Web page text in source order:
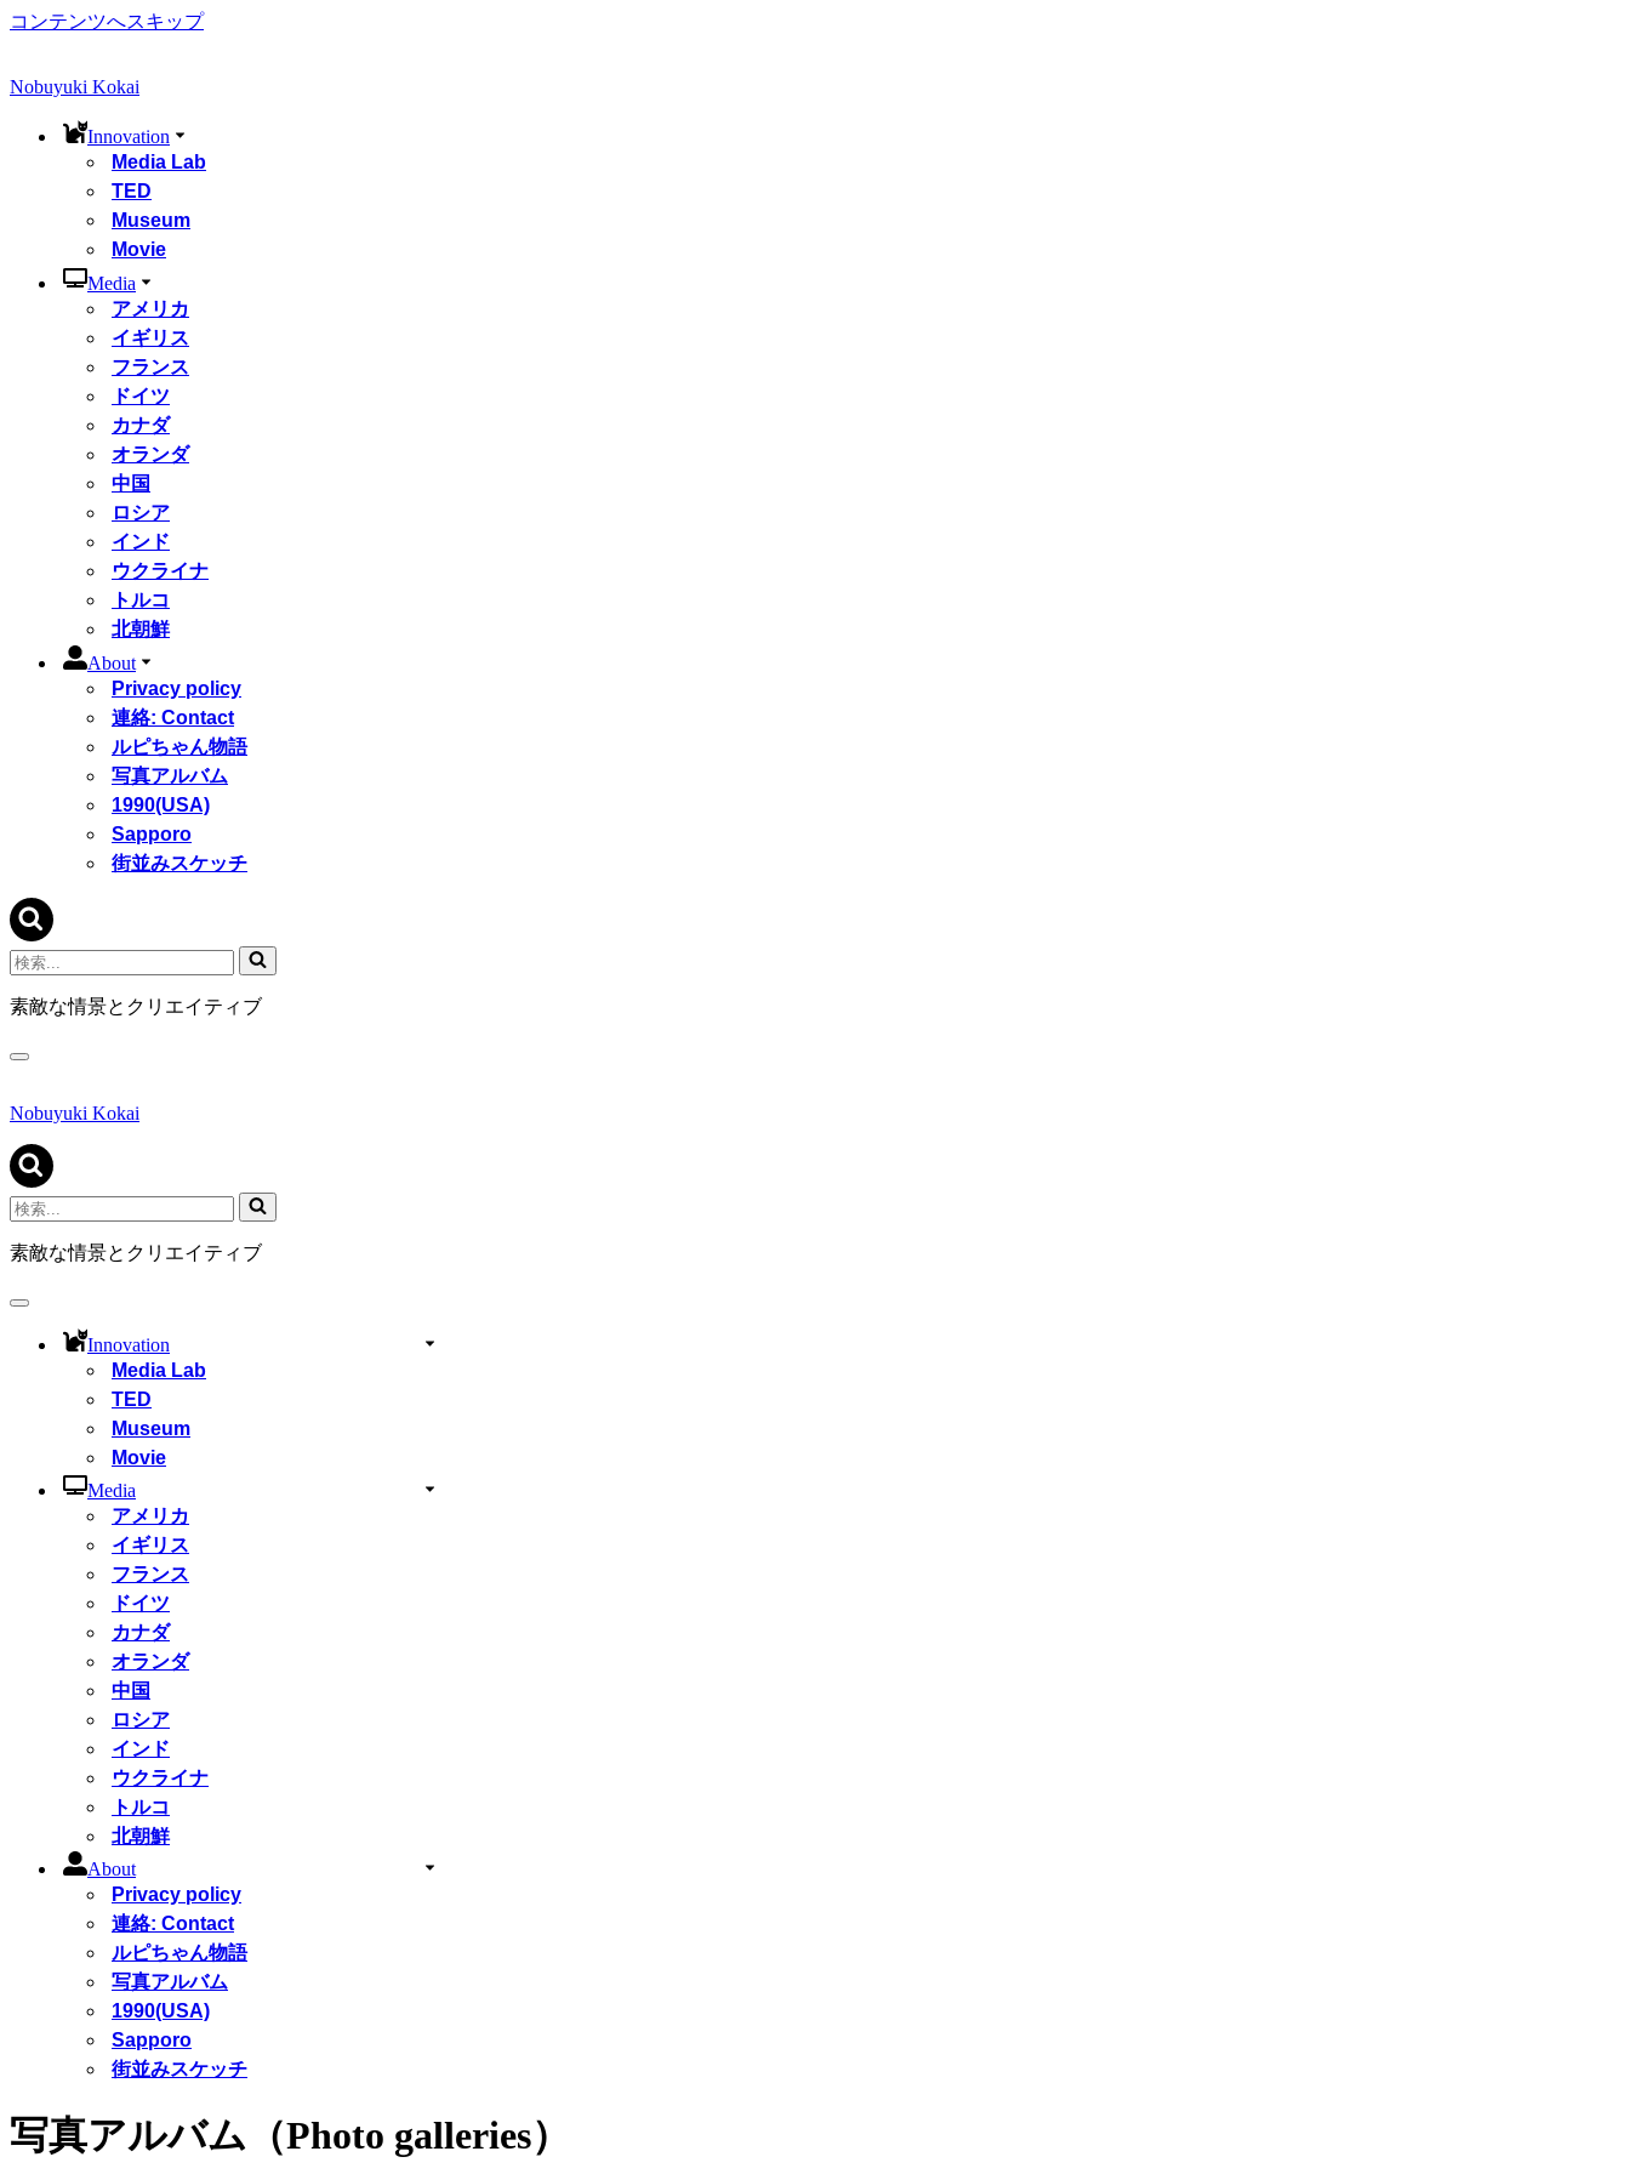
コンテンツへスキップ
Nobuyuki Kokai
Innovation
Media Lab
TED
Museum
Movie
Media
アメリカ
イギリス
フランス
ドイツ
カナダ
オランダ
中国
ロシア
インド
ウクライナ
トルコ
北朝鮮
About
Privacy policy
連絡: Contact
ルピちゃん物語
写真アルバム
1990(USA)
Sapporo
街並みスケッチ
検
索...
素敵な情景とクリエイティブ
ナ
ゲ
シ
ョ
ン
メ
ニ
ュ
Nobuyuki Kokai
検
索...
素敵な情景とクリエイティブ
ナ
Innovation
Media Lab
TED
Museum
Movie
Media
アメリカ
イギリス
フランス
ドイツ
カナダ
オランダ
中国
ロシア
インド
ウクライナ
トルコ
北朝鮮
About
Privacy policy
連絡: Contact
ルピちゃん物語
写真アルバム
1990(USA)
Sapporo
街並みスケッチ
写真アルバム（Photo galleries）